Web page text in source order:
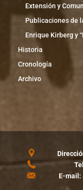
Extensión y
Publicaciones de
Enrique Kirberg y
Historia
Cronología
Archivo
E-mail: